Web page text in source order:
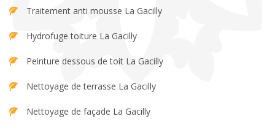
Traitement anti mousse La Gacilly
Hydrofuge toiture La Gacilly
Peinture dessous de toit La Gacilly
Nettoyage de terrasse La Gacilly
Nettoyage de façade La Gacilly